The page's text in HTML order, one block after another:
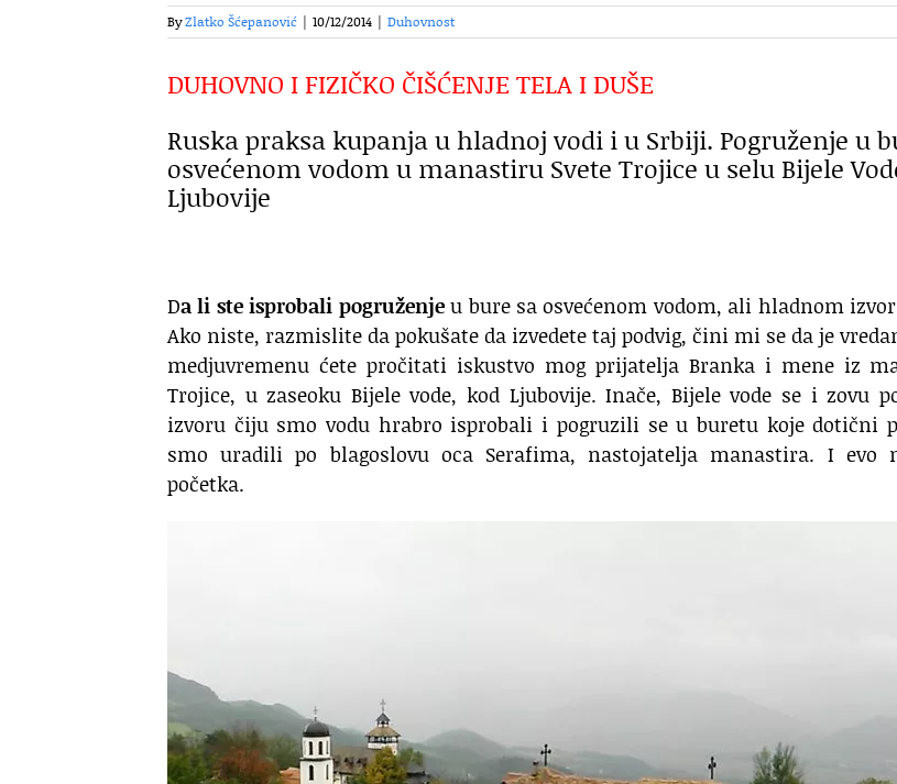
ByZlatko Šćepanović | 10/12/2014 | Duhovnost
DUHOVNO I FIZIČKO ČIŠĆENJE TELA I DUŠE
Ruska praksa kupanja u hladnoj vodi i u Srbiji. Pogruženje u
osvećenom vodom u manastiru Svete Trojice u selu Bijele
Ljubovije
Da li ste isprobali pogruženjeu bure sa osvećenom vodom, ali hladnom
Ako niste, razmislite da pokušate da izvedete taj podvig, čini mi se da je
medjuvremenu ćete pročitati iskustvo mog prijatelja Branka i mene iz
Trojice, u zaseoku Bijele vode, kod Ljubovije. Inače, Bijele vode se i zovu
izvoru čiju smo vodu hrabro isprobali i pogruzili se u buretu koje dotični
smo uradili po blagoslovu oca Serafima, nastojatelja manastira. I evo
početka.